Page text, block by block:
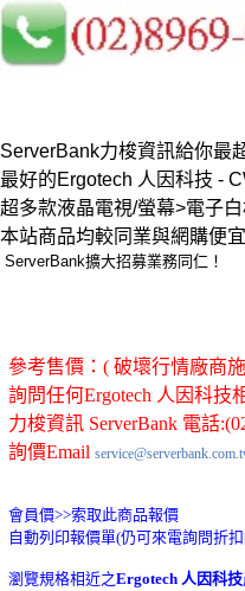
ServerBank力梭資訊給你最
最好的Ergotech 人因科技 -
超多款液晶電視/螢幕>電子
本站商品均較同業與網購便
ServerBank擴大招募業務同仁！
參考售價：( 破壞行情廠商
詢問任何Ergotech 人因科技
力梭資訊 ServerBank 電話
詢價Email
會員價>>索取此商品報價
自動列印報價單(仍可來電詢問折
瀏覽規格相近之Ergotech 人因科技